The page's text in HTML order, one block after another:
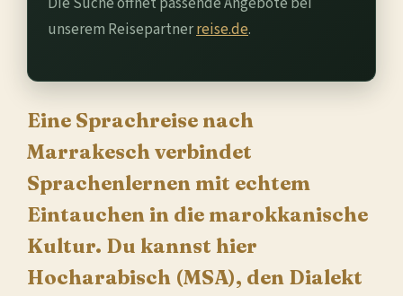
unserem Reisepartnerreise.de.
Eine Sprachreise nach
Marrakesch verbindet
Sprachenlernen mit echtem
Eintauchen in die marokkanische
Kultur. Du kannst hier
Hocharabisch (MSA), den Dialekt